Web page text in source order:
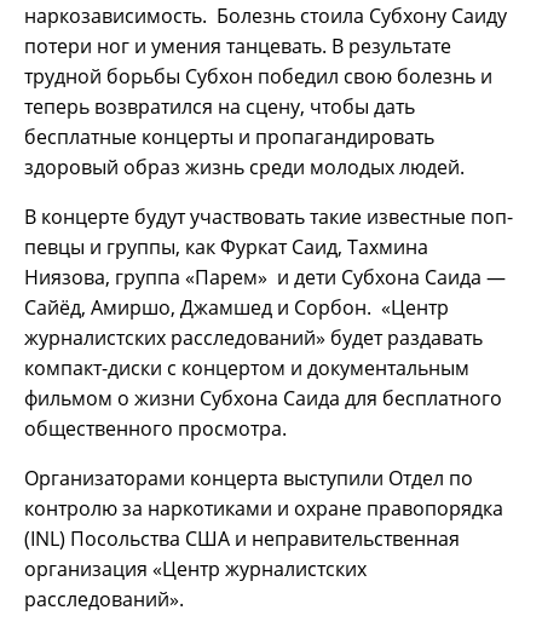
наркозависимость. Болезнь стоила Субхону Саиду
потери ног и умения танцевать. В результате
трудной борьбы Субхон победил свою болезнь и
теперь возвратился на сцену, чтобы дать
бесплатные концерты и пропагандировать
здоровый образ жизнь среди молодых людей.
В концерте будут участвовать такие известные поп-
певцы и группы, как Фуркат Саид, Тахмина
Ниязова, группа «Парем» и дети Субхона Саида —
Сайёд, Амиршо, Джамшед и Сорбон. «Центр
журналистских расследований» будет раздавать
компакт-диски с концертом и документальным
фильмом о жизни Субхона Саида для бесплатного
общественного просмотра.
Организаторами концерта выступили Отдел по
контролю за наркотиками и охране правопорядка
(INL) Посольства США и неправительственная
организация «Центр журналистских
расследований».